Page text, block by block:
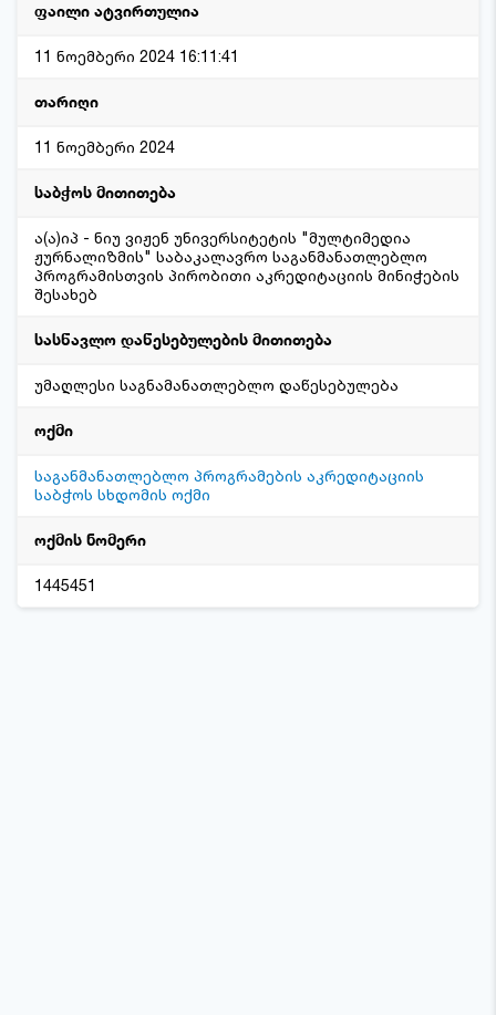
ფაილი ატვირთულია
11 ნოემბერი 2024 16:11:41
თარიღი
11 ნოემბერი 2024
საბჭოს მითითება
ა(ა)იპ - ნიუ ვიჟენ უნივერსიტეტის "მულტიმედია
ჟურნალიზმის" საბაკალავრო საგანმანათლებლო
პროგრამისთვის პირობითი აკრედიტაციის მინიჭების
შესახებ
სასწავლო დაწესებულების მითითება
უმაღლესი საგნამანათლებლო დაწესებულება
ოქმი
საგანმანათლებლო პროგრამების აკრედიტაციის
საბჭოს სხდომის ოქმი
ოქმის ნომერი
1445451